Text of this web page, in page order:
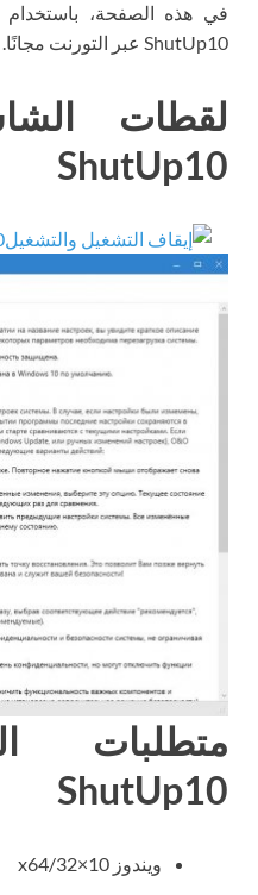
ShutUp10 عبر التورنت مجانًا.
ShutUp10
ShutUp10
ويندوز 10×32/x64